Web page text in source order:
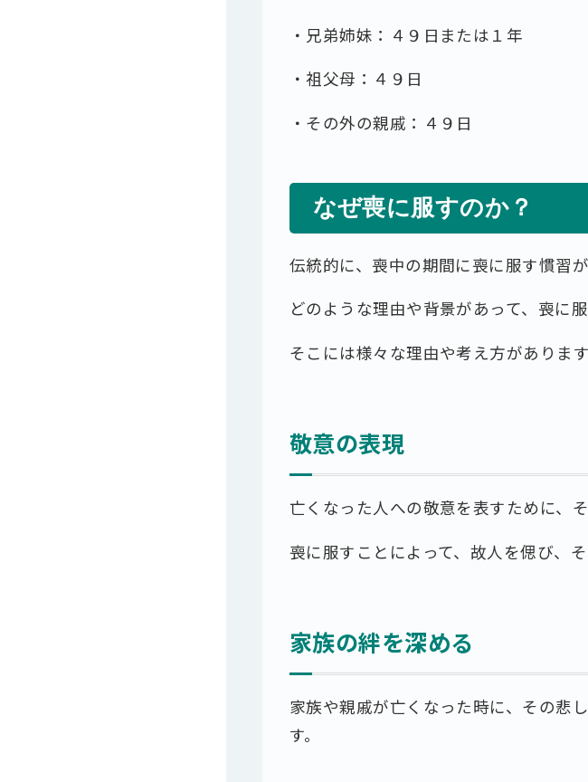
・兄弟姉妹：４９日または１年
・祖父母：４９日
・その外の親戚：４９日
なぜ喪に服すのか？
伝統的に、喪中の期間に喪に服す慣習
どのような理由や背景があって、喪に
そこには様々な理由や考え方があります
敬意の表現
亡くなった人への敬意を表すために、
喪に服すことによって、故人を偲び、
家族の絆を深める
家族や親戚が亡くなった時に、その悲
す。